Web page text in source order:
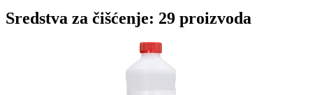
Sredstva za čišćenje: 29 proizvoda